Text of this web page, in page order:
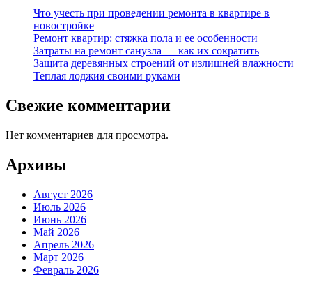
Что учесть при проведении ремонта в квартире в
новостройке
Ремонт квартир: стяжка пола и ее особенности
Затраты на ремонт санузла — как их сократить
Защита деревянных строений от излишней влажности
Теплая лоджия своими руками
Свежие комментарии
Нет комментариев для просмотра.
Архивы
Август 2026
Июль 2026
Июнь 2026
Май 2026
Апрель 2026
Март 2026
Февраль 2026